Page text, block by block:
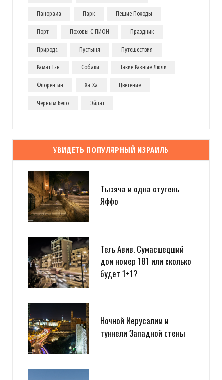
Панорама Парк Пешие Походы
Порт Походы С ПИОН Праздник
Природа Пустыня Путешествия
Рамат Ган Собаки Такие Разные Люди
Флорентин Ха-Ха Цветение
Черным-Бело Эйлат
УВИДЕТЬ ПОПУЛЯРНЫЙ ИЗРАИЛЬ
Тысяча и одна ступень
Яффо
Тель Авив, Сумасшедший
дом номер 181 или сколько
будет 1+1?
Ночной Иерусалим и
туннели Западной стены